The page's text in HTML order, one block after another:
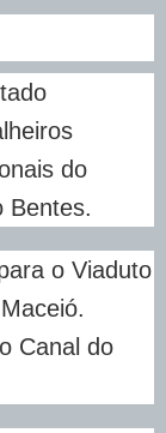
do
Bentes.
o Viaduto
Canal do